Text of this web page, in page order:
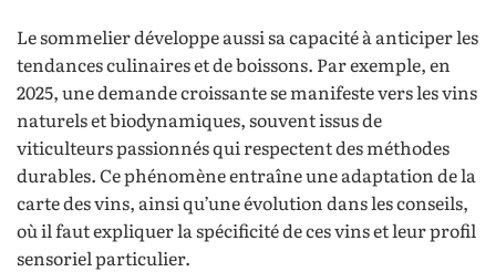
Le sommelier développe aussi sa capacité à anticiper les
tendances culinaires et de boissons. Par exemple, en
2025, une demande croissante se manifeste vers les vins
naturels et biodynamiques, souvent issus de
viticulteurs passionnés qui respectent des méthodes
durables. Ce phénomène entraîne une adaptation de la
carte des vins, ainsi qu’une évolution dans les conseils,
où il faut expliquer la spécificité de ces vins et leur profil
sensoriel particulier.